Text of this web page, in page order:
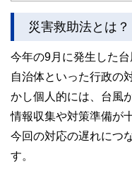
災害救助法とは？
今年の9月に発生した
自治体といった行政の
かし個人的には、台風
情報収集や対策準備が
今回の対応の遅れにつ
す。